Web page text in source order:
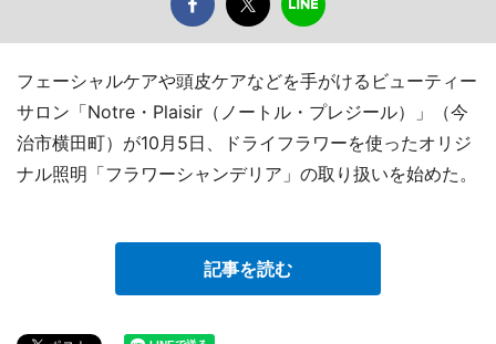
フェーシャルケアや頭皮ケアなどを手がけるビューティー
サロン「Notre・Plaisir（ノートル・プレジール）」（今
治市横田町）が10月5日、ドライフラワーを使ったオリジ
ナル照明「フラワーシャンデリア」の取り扱いを始めた。
記事を読む